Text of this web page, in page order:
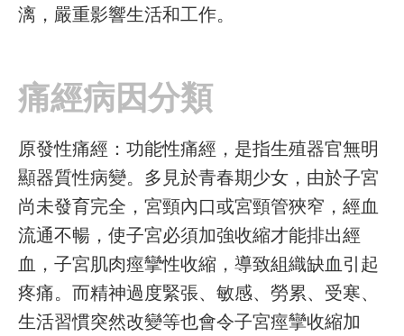
漓，嚴重影響生活和工作。
痛經病因分類
原發性痛經：功能性痛經，是指生殖器官無明
顯器質性病變。多見於青春期少女，由於子宮
尚未發育完全，宮頸內口或宮頸管狹窄，經血
流通不暢，使子宮必須加強收縮才能排出經
血，子宮肌肉痙攣性收縮，導致組織缺血引起
疼痛。而精神過度緊張、敏感、勞累、受寒、
生活習慣突然改變等也會令子宮痙攣收縮加